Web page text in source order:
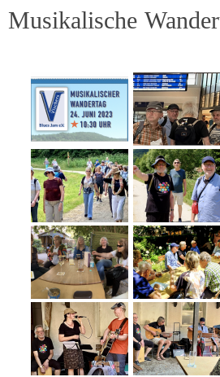
Musikalische